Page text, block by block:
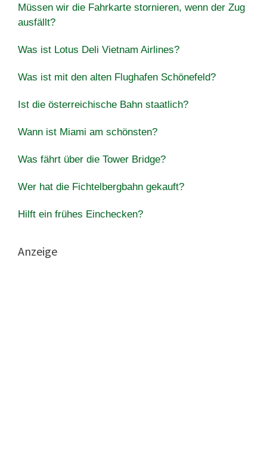
Müssen wir die Fahrkarte stornieren, wenn der Zug
ausfällt?
Was ist Lotus Deli Vietnam Airlines?
Was ist mit den alten Flughafen Schönefeld?
Ist die österreichische Bahn staatlich?
Wann ist Miami am schönsten?
Was fährt über die Tower Bridge?
Wer hat die Fichtelbergbahn gekauft?
Hilft ein frühes Einchecken?
Anzeige